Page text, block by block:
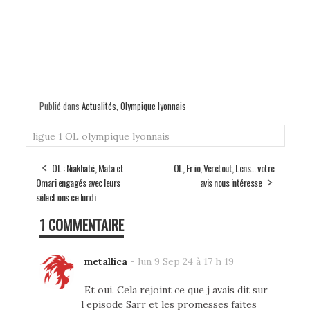
Publié dans Actualités, Olympique lyonnais
ligue 1 OL olympique lyonnais
OL : Niakhaté, Mata et
Omari engagés avec leurs
sélections ce lundi
OL, Friio, Veretout, Lens… votre
avis nous intéresse
1 COMMENTAIRE
metallica- lun 9 Sep 24 à 17 h 19
Et oui. Cela rejoint ce que j avais dit sur
l episode Sarr et les promesses faites